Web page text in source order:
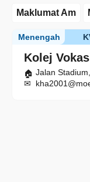
Maklumat Am
Kolej
Menengah
Jalan